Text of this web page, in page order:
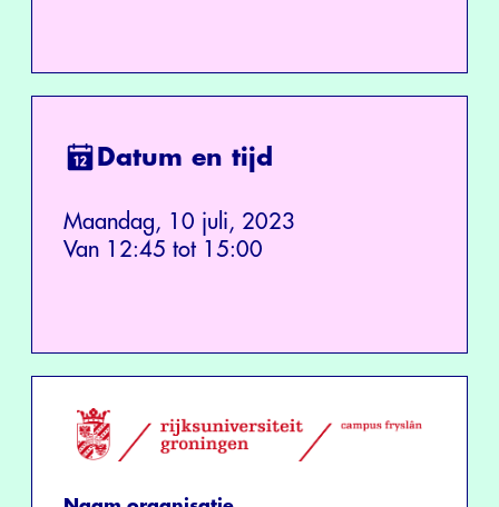
Datum en tijd
Maandag, 10 juli, 2023
Van 12:45 tot 15:00